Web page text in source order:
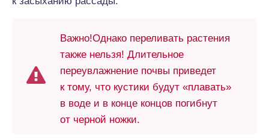
Важно!Однако переливать растения
также нельзя! Длительное
переувлажнение почвы приведет
к тому, что кустики будут «плавать»
в воде и в конце концов погибнут
от черной ножки.